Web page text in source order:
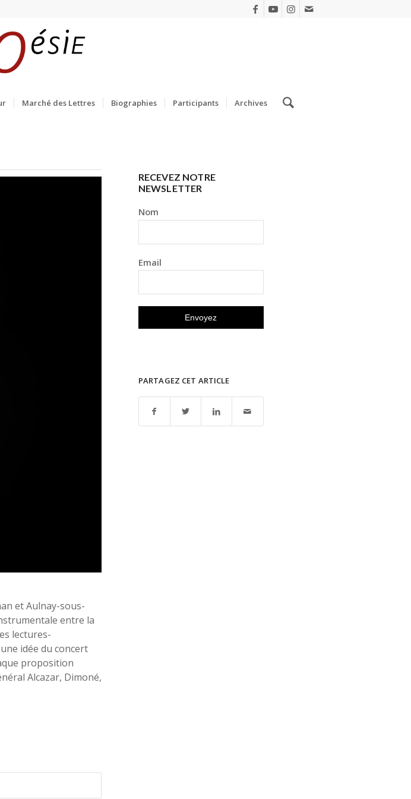
Marché des Lettres Biographies Participants Archives
et Aulnay-sous-
entre la
lectures-
idée du concert
proposition
Alcazar, Dimoné,
RECEVEZ NOTRE
NEWSLETTER
Nom
Email
PARTAGEZ CET ARTICLE